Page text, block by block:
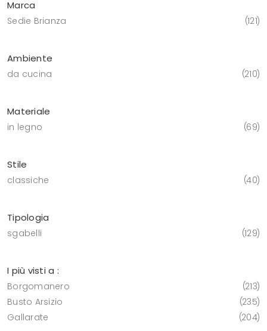
Marca
Sedie Brianza 121
Ambiente
da cucina 210
Materiale
in legno 69
Stile
classiche 40
Tipologia
sgabelli 129
I più visti a :
Borgomanero
213
Busto Arsizio
235
Gallarate
204